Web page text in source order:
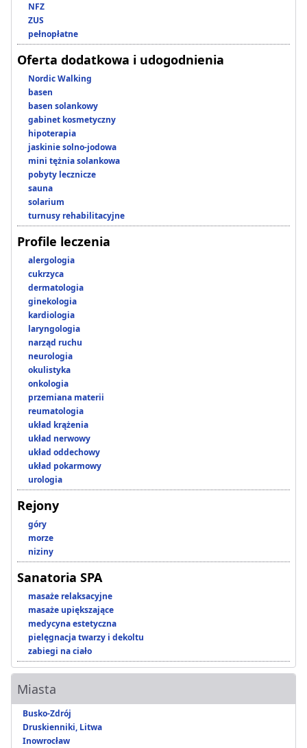
NFZ
ZUS
pełnopłatne
Oferta dodatkowa i udogodnienia
Nordic Walking
basen
basen solankowy
gabinet kosmetyczny
hipoterapia
jaskinie solno-jodowa
mini tężnia solankowa
pobyty lecznicze
sauna
solarium
turnusy rehabilitacyjne
Profile leczenia
alergologia
cukrzyca
dermatologia
ginekologia
kardiologia
laryngologia
narząd ruchu
neurologia
okulistyka
onkologia
przemiana materii
reumatologia
układ krążenia
układ nerwowy
układ oddechowy
układ pokarmowy
urologia
Rejony
góry
morze
niziny
Sanatoria SPA
masaże relaksacyjne
masaże upiększające
medycyna estetyczna
pielęgnacja twarzy i dekoltu
zabiegi na ciało
Miasta
Busko-Zdrój
Druskienniki, Litwa
Inowrocław